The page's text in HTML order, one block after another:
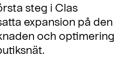
steg i Clas
expansion på den
och optimering